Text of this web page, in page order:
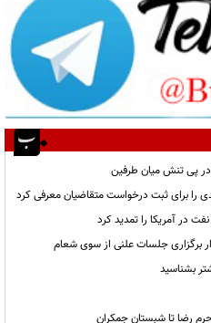
در پی تنش میان طرفین
را برای ثبت درخواست متقاضیان معرفی کرد
در آمریکا را تمدید کرد
برگزاری جلسات علنی از سوی شعام
بشناسید
رضا تا شبستان جمکران